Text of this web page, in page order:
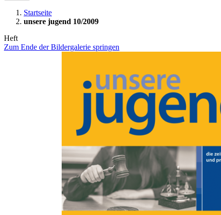
Startseite
unsere jugend 10/2009
Heft
Zum Ende der Bildergalerie springen